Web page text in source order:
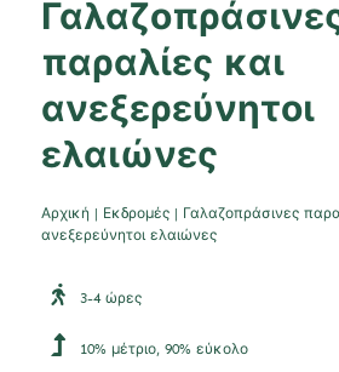
παραλίες και
ανεξερεύνητοι
ελαιώνες
Αρχική | Εκδρομές| Γαλαζοπράσινες
ανεξερεύνητοι ελαιώνες
3-4 ώρες
10% μέτριο, 90% εύκολο